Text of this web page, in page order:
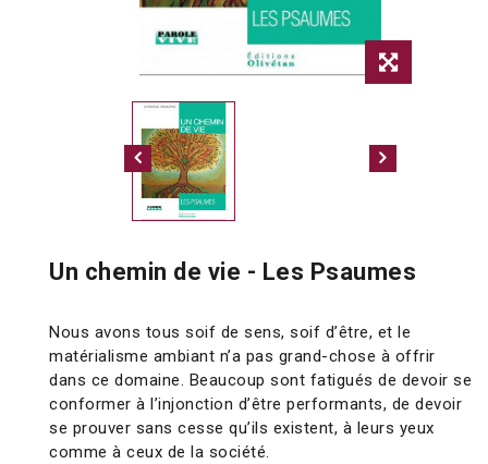
Un chemin de vie - Les Psaumes
Nous avons tous soif de sens, soif d’être, et le
matérialisme ambiant n’a pas grand-chose à offrir
dans ce domaine. Beaucoup sont fatigués de devoir se
conformer à l’injonction d’être performants, de devoir
se prouver sans cesse qu’ils existent, à leurs yeux
comme à ceux de la société.